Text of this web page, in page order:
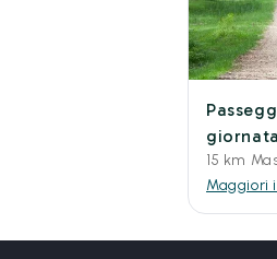
giornata
15 km
Maggiori